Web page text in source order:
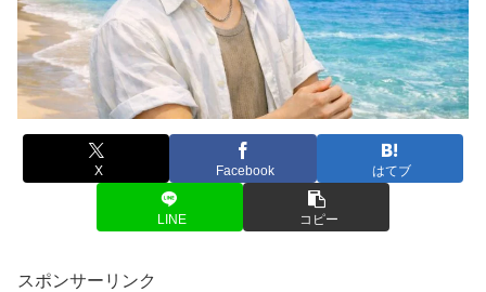
X Facebook はてブ
LINE コピー
スポンサーリンク